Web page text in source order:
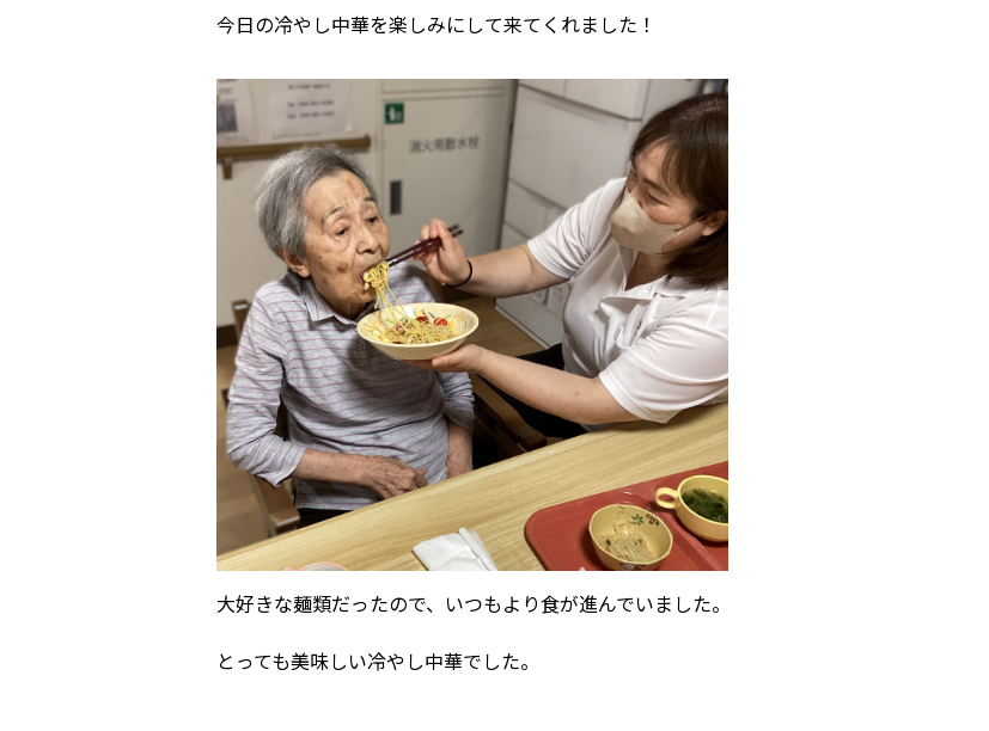
今日の冷やし中華を楽しみにして来てくれました！
大好きな麺類だったので、いつもより食が進んでいました。
とっても美味しい冷やし中華でした。